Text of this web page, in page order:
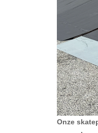
Onze